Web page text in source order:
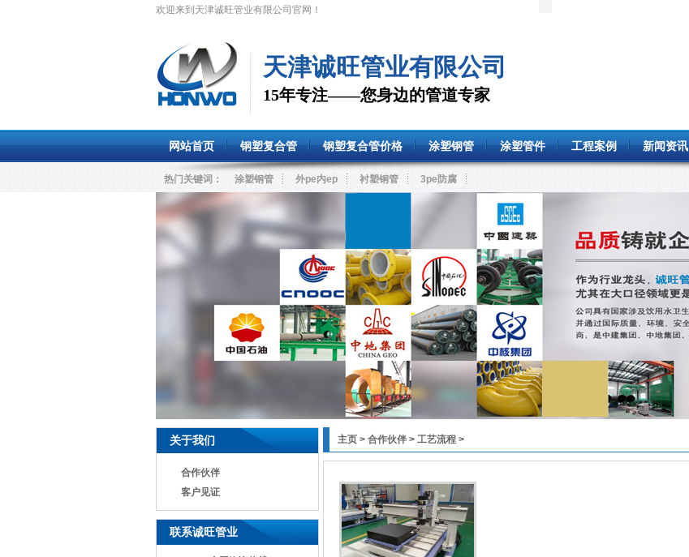
欢迎来到天津诚旺管业有限公司官网！
天津诚旺管业有限公司
15年专注——您身边的管道专家
网站首页 钢塑复合管 钢塑复合管价格 涂塑钢管 涂塑管件 工程案例 新闻资讯
热门关键词： 涂塑钢管 外pe内ep 衬塑钢管 3pe防腐
关于我们
合作伙伴
客户见证
联系诚旺管业
主页 > 合作伙伴 > 工艺流程 >